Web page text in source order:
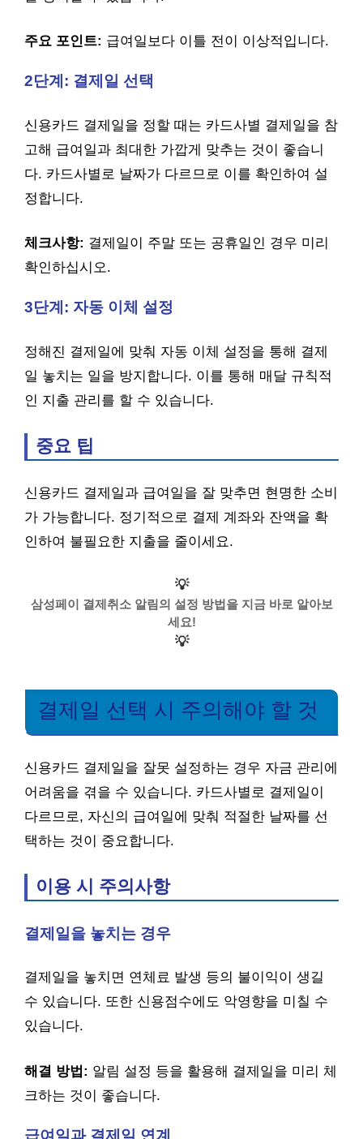
주요 포인트: 급여일보다 이틀 전이 이상적입니다.
2단계: 결제일 선택
신용카드 결제일을 정할 때는 카드사별 결제일을 참
고해 급여일과 최대한 가깝게 맞추는 것이 좋습니
다. 카드사별로 날짜가 다르므로 이를 확인하여 설
정합니다.
체크사항: 결제일이 주말 또는 공휴일인 경우 미리
확인하십시오.
3단계: 자동 이체 설정
정해진 결제일에 맞춰 자동 이체 설정을 통해 결제
일 놓치는 일을 방지합니다. 이를 통해 매달 규칙적
인 지출 관리를 할 수 있습니다.
중요 팁
신용카드 결제일과 급여일을 잘 맞추면 현명한 소비
가 가능합니다. 정기적으로 결제 계좌와 잔액을 확
인하여 불필요한 지출을 줄이세요.
💡
삼성페이 결제취소 알림의 설정 방법을 지금 바로 알아보
세요!
💡
결제일 선택 시 주의해야 할 것
신용카드 결제일을 잘못 설정하는 경우 자금 관리에
어려움을 겪을 수 있습니다. 카드사별로 결제일이
다르므로, 자신의 급여일에 맞춰 적절한 날짜를 선
택하는 것이 중요합니다.
이용 시 주의사항
결제일을 놓치는 경우
결제일을 놓치면 연체료 발생 등의 불이익이 생길
수 있습니다. 또한 신용점수에도 악영향을 미칠 수
있습니다.
해결 방법: 알림 설정 등을 활용해 결제일을 미리 체
크하는 것이 좋습니다.
급여일과 결제일 연계